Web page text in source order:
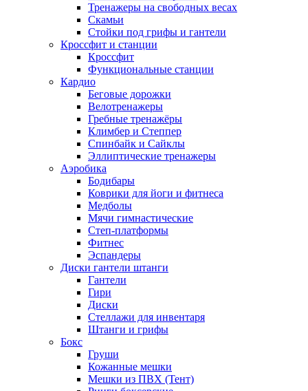
Тренажеры на свободных весах
Скамьи
Стойки под грифы и гантели
Кроссфит и станции
Кроссфит
Функциональные станции
Кардио
Беговые дорожки
Велотренажеры
Гребные тренажёры
Климбер и Степпер
Спинбайк и Сайклы
Эллиптические тренажеры
Аэробика
Бодибары
Коврики для йоги и фитнеса
Медболы
Мячи гимнастические
Степ-платформы
Фитнес
Эспандеры
Диски гантели штанги
Гантели
Гири
Диски
Стеллажи для инвентаря
Штанги и грифы
Бокс
Груши
Кожанные мешки
Мешки из ПВХ (Тент)